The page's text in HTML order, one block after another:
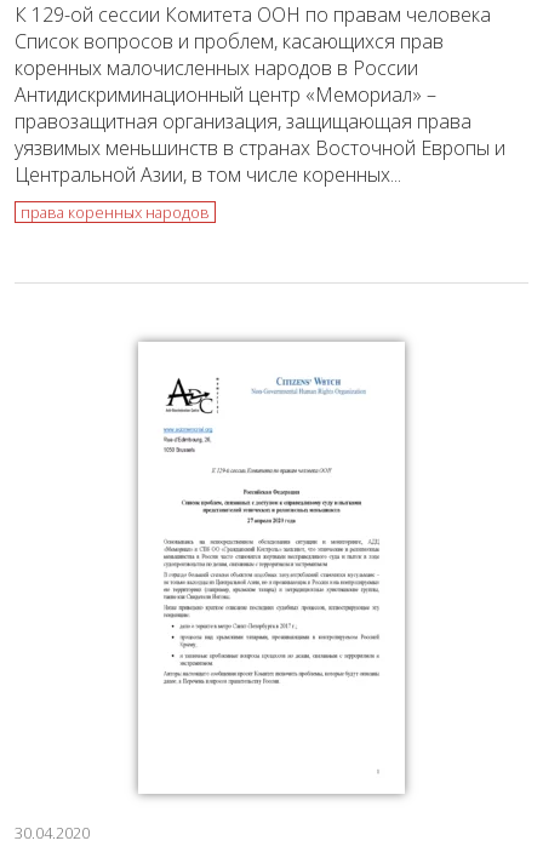
К 129-ой сессии Комитета ООН по правам человека
Список вопросов и проблем, касающихся прав
коренных малочисленных народов в России
Антидискриминационный центр «Мемориал» –
правозащитная организация, защищающая права
уязвимых меньшинств в странах Восточной Европы и
Центральной Азии, в том числе коренных...
права коренных народов
30.04.2020